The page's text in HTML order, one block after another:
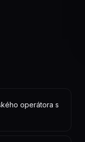
operátora s